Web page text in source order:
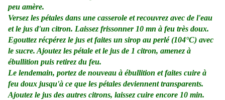
peu amère.
Versez les pétales dans une casserole et recouvrez avec de l'eau
et le jus d'un citron. Laissez frissonner 10 mn à feu très doux.
Egouttez récpérez le jus et faites un sirop au perlé (104°C) avec
le sucre. Ajoutez les pétale et le jus de 1 citron, amenez à
ébullition puis retirez du feu.
Le lendemain, portez de nouveau à ébullition et faites cuire à
feu doux jusqu'à ce que les pétales deviennent transparents.
Ajoutez le jus des autres citrons, laissez cuire encore 10 min.